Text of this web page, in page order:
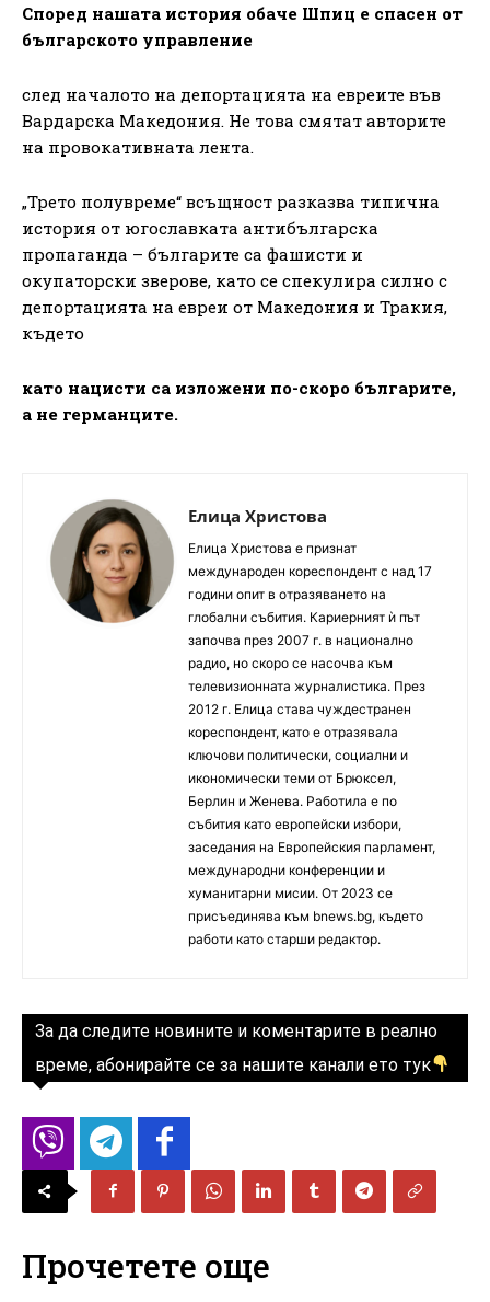
Според нашата история обаче Шпиц е спасен от
българското управление
след началото на депортацията на евреите във
Вардарска Македония. Не това смятат авторите
на провокативната лента.
„Трето полувреме“ всъщност разказва типична
история от югославката антибългарска
пропаганда – българите са фашисти и
окупаторски зверове, като се спекулира силно с
депортацията на евреи от Македония и Тракия,
където
като нацисти са изложени по-скоро българите,
а не германците.
Елица Христова
Елица Христова е признат
международен кореспондент с над 17
години опит в отразяването на
глобални събития. Кариерният ѝ път
започва през 2007 г. в национално
радио, но скоро се насочва към
телевизионната журналистика. През
2012 г. Елица става чуждестранен
кореспондент, като е отразявала
ключови политически, социални и
икономически теми от Брюксел,
Берлин и Женева. Работила е по
събития като европейски избори,
заседания на Европейския парламент,
международни конференции и
хуманитарни мисии. От 2023 се
присъединява към bnews.bg, където
работи като старши редактор.
За да следите новините и коментарите в реално
време, абонирайте се за нашите канали ето тук
Прочетете още